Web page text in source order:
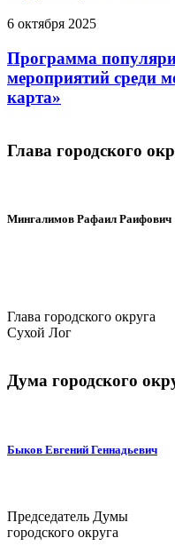
6 октября 2025
Программа
мероприятий среди
карта»
Глава городского
Мингалимов Рафаил Раифович
Глава городского округа
Сухой Лог
Дума городского
Быков Евгений Геннадьевич
Председатель Думы
городского округа